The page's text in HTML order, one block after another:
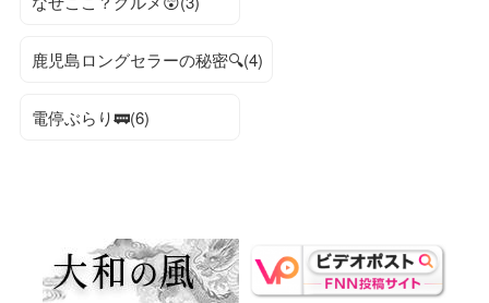
鹿児島ロングセラーの秘密🔍(4)
電停ぶらり🚃(6)